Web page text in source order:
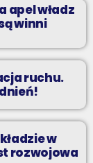
apel władz
winni
ruchu.
w
rozwojowa